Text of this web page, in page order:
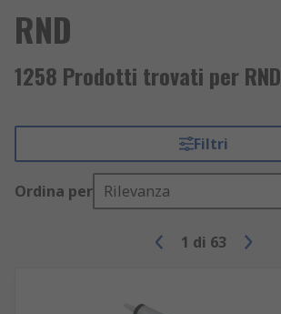
RND
1258 Prodotti trovati per RND
Filtri
Ordina per Rilevanza
1 di 63